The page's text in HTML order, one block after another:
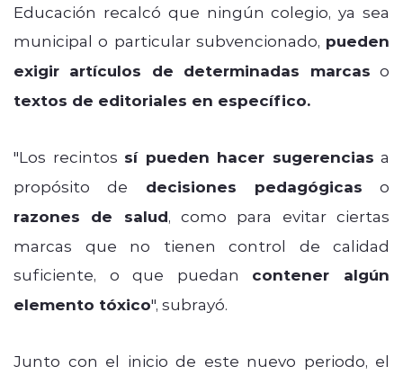
Educación recalcó que ningún colegio, ya sea
municipal o particular subvencionado, pueden
exigir artículos de determinadas marcas o
textos de editoriales en específico.
"Los recintos sí pueden hacer sugerencias a
propósito de decisiones pedagógicas o
razones de salud, como para evitar ciertas
marcas que no tienen control de calidad
suficiente, o que puedan contener algún
elemento tóxico", subrayó.
Junto con el inicio de este nuevo periodo, el